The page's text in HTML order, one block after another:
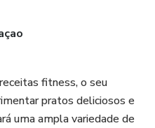
fitness, o seu
pratos deliciosos e
uma ampla variedade de